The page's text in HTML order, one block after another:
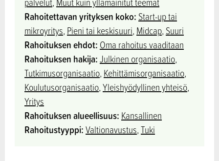
Rahoitettavan yrityksen koko: Start-up tai
mikroyritys, Pieni tai keskisuuri, Midcap, Suuri
Rahoituksen ehdot: Oma rahoitus vaaditaan
Rahoituksen hakija:Julkinen organisaatio,
Tutkimusorganisaatio, Kehittämisorganisaatio,
Koulutusorganisaatio,Yleishyödyllinen yhteisö,
Yritys
Rahoituksen alueellisuus: Kansallinen
Rahoitustyyppi:Valtionavustus,Tuki